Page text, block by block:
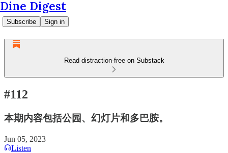
Dine Digest
Subscribe Sign in
Read distraction-free on Substack
#112
本期内容包括公园、幻灯片和多巴胺。
Jun 05, 2023
Listen